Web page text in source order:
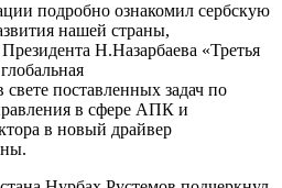
подробно ознакомил сербскую
нашей страны,
Н.Назарбаева «Третья
поставленных задач по
в сфере АПК и
в новый драйвер